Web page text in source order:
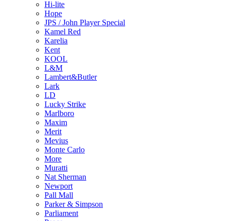
Hi-lite
Hope
JPS / John Player Special
Kamel Red
Karelia
Kent
KOOL
L&M
Lambert&Butler
Lark
LD
Lucky Strike
Marlboro
Maxim
Merit
Mevius
Monte Carlo
More
Muratti
Nat Sherman
Newport
Pall Mall
Parker & Simpson
Parliament